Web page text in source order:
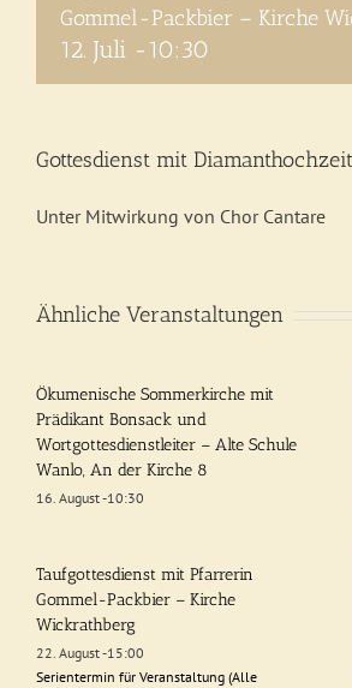
Gommel-Packbier – Kirche
12. Juli -10:30
Gottesdienst mit
Unter Mitwirkung von Chor Cantare
Ähnliche Veranstaltungen
Ökumenische Sommerkirche mit
Prädikant Bonsack und
Wortgottesdienstleiter – Alte Schule
Wanlo, An der Kirche 8
16. August -10:30
Taufgottesdienst mit Pfarrerin
Gommel-Packbier – Kirche
Wickrathberg
22. August -15:00
Serientermin für Veranstaltung (Alle